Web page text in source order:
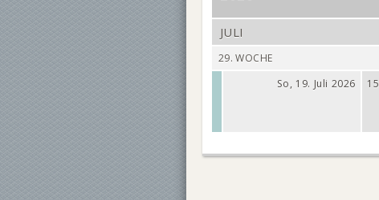
JULI
29. WOCHE
So, 19. Juli 2026